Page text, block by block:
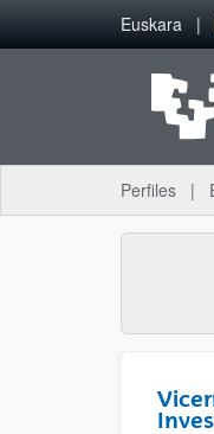
Saltar al contenido principal
Euskara
Perfiles